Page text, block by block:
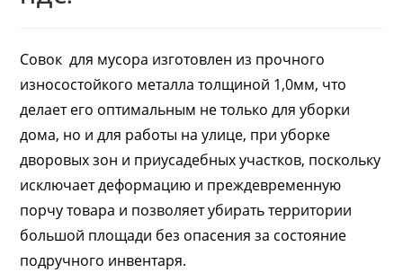
Совок для мусора изготовлен из прочного
износостойкого металла толщиной 1,0мм, что
делает его оптимальным не только для уборки
дома, но и для работы на улице, при уборке
дворовых зон и приусадебных участков, поскольку
исключает деформацию и преждевременную
порчу товара и позволяет убирать территории
большой площади без опасения за состояние
подручного инвентаря.